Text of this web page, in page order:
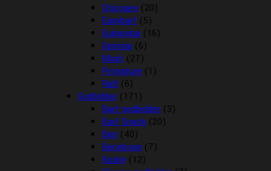
Chicopee (20)
Easybarf (5)
Eukanuba (16)
Genesis (6)
Mush (27)
Pronature (1)
Rafi (6)
Godbidder (171)
Barf godbidder (3)
Barf Snack (20)
Ben (40)
Benebone (7)
Boxby (12)